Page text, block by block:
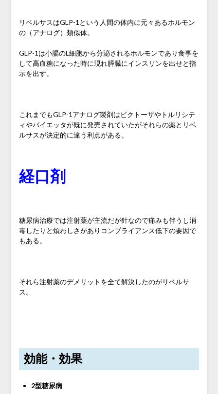
リベルサスはGLP-1という人間の体内に元々あるホルモン
の（アナログ）類似体。
GLP-1は小腸のL細胞から分泌されるホルモンであり食事を
して高血糖になった時に現れ膵臓にインスリンを出せと指
示を出す。
これまでもGLP-1アナログ製剤はビクトーザやトルリシテ
ィやバイエッタが既に発売されていたがそれらの薬とリベ
ルサスが決定的に違う利点がある。
経口剤
糖尿病治療では注射薬が主流だが針なので痛みも伴うし消
毒したりと煩わしさがありコンプライアンス低下の要因で
もある。
それら注射薬のデメリットを全て解決したのがリベルサ
ス。
効能・効果
2型糖尿病